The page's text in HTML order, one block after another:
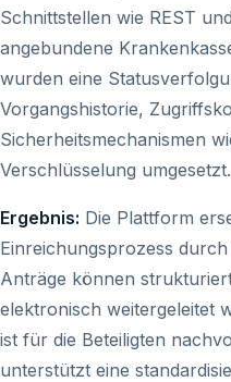
Schnittstellen wie REST
angebundene
wurden eine
Vorgangshistorie,
Sicherheitsmechanismen
Verschlüsselung umgesetzt.
Ergebnis: Die Plattform
Einreichungsprozess
Anträge können
elektronisch weitergeleitet
ist für die Beteiligten
unterstützt eine